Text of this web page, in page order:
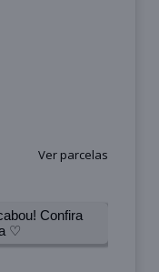
Ver parcelas
Confira
♡